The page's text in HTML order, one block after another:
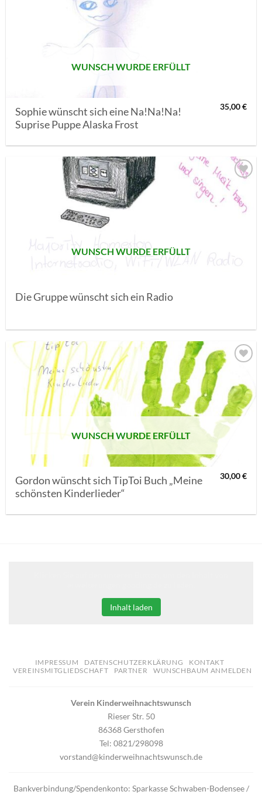
WUNSCH WURDE ERFÜLLT
Sophie wünscht sich eine Na!Na!Na!
Suprise Puppe Alaska Frost
35,00€
AUF MEINE
MERKLISTE
SETZEN
WUNSCH WURDE ERFÜLLT
Die Gruppe wünscht sich ein Radio
AUF MEINE
MERKLISTE
SETZEN
WUNSCH WURDE ERFÜLLT
Gordon wünscht sich TipToi Buch „Meine
schönsten Kinderlieder“
30,00€
Inhalt laden
IMPRESSUM DATENSCHUTZERKLÄRUNG
KONTAKT
VEREINSMITGLIEDSCHAFT
PARTNER WUNSCHBAUM ANMELDEN
Verein Kinderweihnachtswunsch
Rieser Str. 50
86368 Gersthofen
Tel: 0821/298098
vorstand@kinderweihnachtswunsch.de
Bankverbindung/Spendenkonto: Sparkasse Schwaben-Bodensee /